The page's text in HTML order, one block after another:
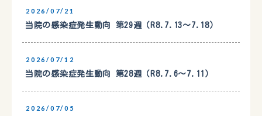
2026/07/21
当院の感染症発生動向 第29週（R8.7.13〜7.18）
2026/07/12
当院の感染症発生動向 第28週（R8.7.6〜7.11）
2026/07/05